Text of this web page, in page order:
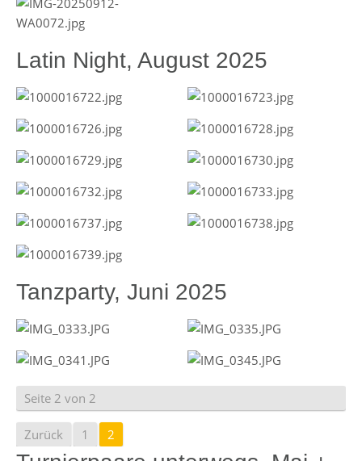
Latin Night, August 2025
Tanzparty, Juni 2025
Seite 2 von 2
Zurück 1 2